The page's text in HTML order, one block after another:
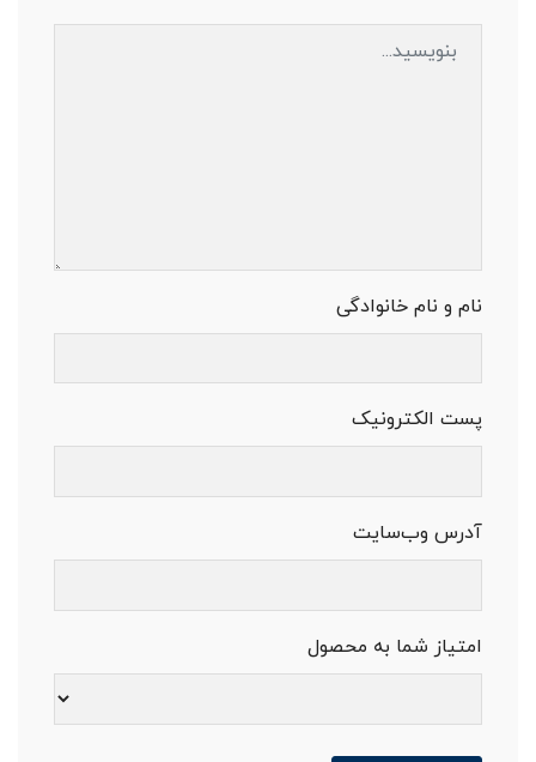
نام و نام خانوادگی
پست الکترونیک
آدرس وب‌سایت
امتیاز شما به محصول